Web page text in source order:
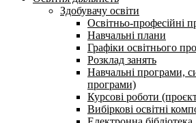
Здобувачу освіти
Освітньо-професійні
Навчальні плани
Графіки освітнього
Розклад занять
Навчальні програми,
програми)
Курсові роботи
Вибіркові освітні